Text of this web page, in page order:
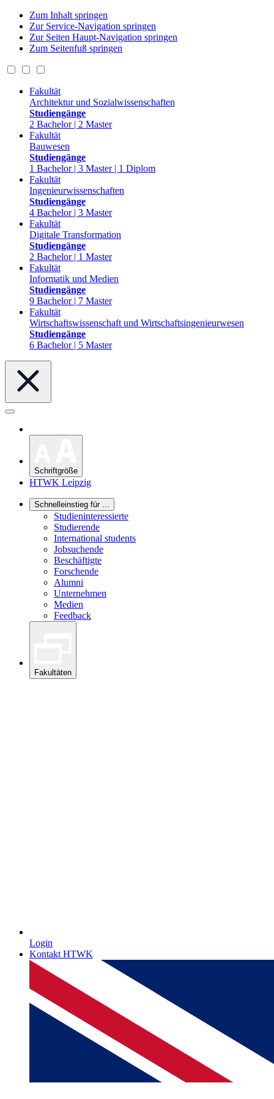
Zum Inhalt springen
Zur Service-Navigation springen
Zur Seiten Haupt-Navigation springen
Zum Seitenfuß springen
Fakultät
Architektur und Sozialwissenschaften
Studiengänge
2 Bachelor | 2 Master
Fakultät
Bauwesen
Studiengänge
1 Bachelor | 3 Master | 1 Diplom
Fakultät
Ingenieurwissenschaften
Studiengänge
4 Bachelor | 3 Master
Fakultät
Digitale Transformation
Studiengänge
2 Bachelor | 1 Master
Fakultät
Informatik und Medien
Studiengänge
9 Bachelor | 7 Master
Fakultät
Wirtschaftswissenschaft und Wirtschaftsingenieurwesen
Studiengänge
6 Bachelor | 5 Master
Schriftgröße
HTWK Leipzig
Schnelleinstieg für ...
Studieninteressierte
Studierende
International students
Jobsuchende
Beschäftigte
Forschende
Alumni
Unternehmen
Medien
Feedback
Fakultäten
Login
Kontakt HTWK